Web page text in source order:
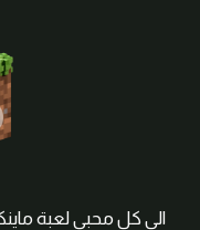
الى كل محبي لعبة